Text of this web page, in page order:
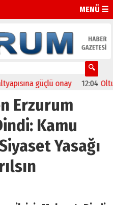
MENÜ ☰
güçlü onay 12:04
Erzurum
Kamu
Yasağı